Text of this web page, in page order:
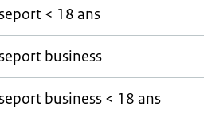
< 18 ans
business
business < 18 ans